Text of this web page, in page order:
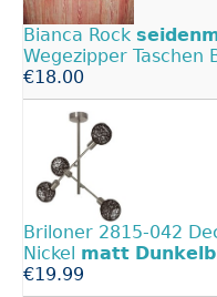
Bianca Rock
Wegezipper Taschen
€18.00
Briloner 2815-042
Nickel matt
€19.99